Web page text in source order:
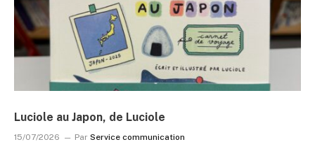
Luciole au Japon, de Luciole
15/07/2026 Par Service communication